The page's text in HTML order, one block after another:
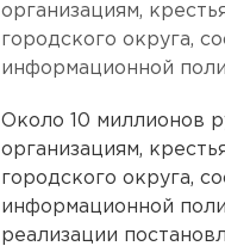
организациям,
городского округа,
информационной
Около 10 миллионов
организациям,
городского округа,
информационной
реализации